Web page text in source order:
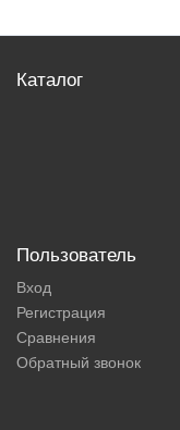
Каталог
Пользователь
Вход
Регистрация
Сравнения
Обратный звонок